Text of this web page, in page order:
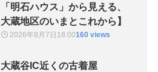
「明石ハウス」から見える、
大蔵地区のいまとこれから】
2026年8月7日 18:00160 views
大蔵谷IC近くの古着屋